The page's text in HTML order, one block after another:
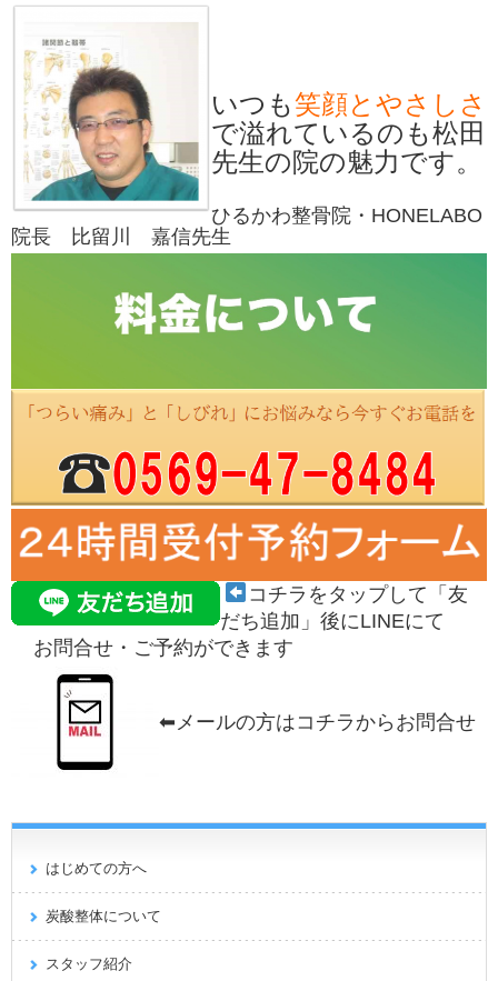
いつも笑顔とやさしさ
で溢れているのも松田
先生の院の魅力です。
ひるかわ整骨院・HONELABO
院長 比留川 嘉信先生
コチラをタップして「友
だち追加」後にLINEにて
お問合せ・ご予約ができます
⬅︎メールの方はコチラからお問合せ
はじめての方へ
炭酸整体について
スタッフ紹介